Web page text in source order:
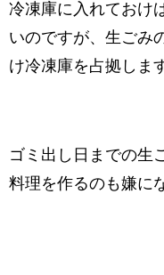
冷凍庫に入れておけ
いのですが、生ごみ
け冷凍庫を占拠しま
ゴミ出し日までの生
料理を作るのも嫌に